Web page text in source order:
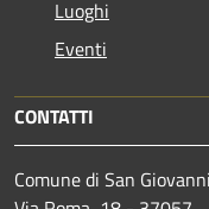
Luoghi
Eventi
CONTATTI
Comune di San